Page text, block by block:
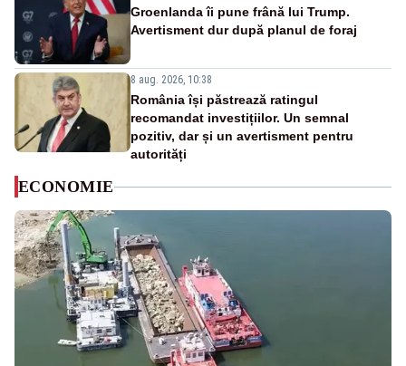
Groenlanda îi pune frână lui Trump.
Avertisment dur după planul de foraj
8 aug. 2026, 10:38
România își păstrează ratingul
recomandat investițiilor. Un semnal
pozitiv, dar și un avertisment pentru
autorități
ECONOMIE